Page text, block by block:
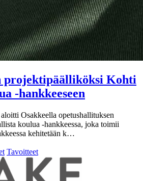
projektipäälliköksi Kohti
-hankkeeseen
Osakkeella opetushallituksen
koulua -hankkeessa, joka toimii
kehitetään k…
Tavoitteet